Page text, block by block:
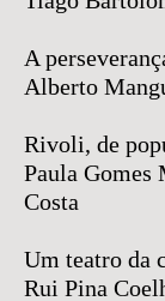
A
Alberto
Rivoli, de
Paula Gomes
Costa
Um teatro da
Rui Pina